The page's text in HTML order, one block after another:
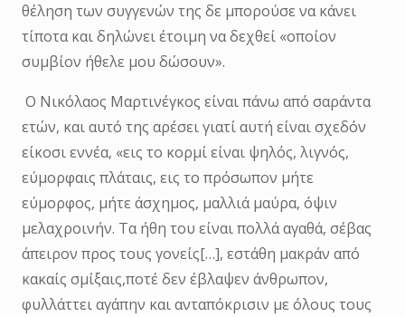
θέληση των συγγενών της δε μπορούσε να κάνει
τίποτα και δηλώνει έτοιμη να δεχθεί «οποίον
συμβίον ήθελε μου δώσουν».
Ο Νικόλαος Μαρτινέγκος είναι πάνω από σαράντα
ετών, και αυτό της αρέσει γιατί αυτή είναι σχεδόν
είκοσι εννέα, «εις το κορμί είναι ψηλός, λιγνός,
εύμορφαις πλάταις, εις το πρόσωπον μήτε
εύμορφος, μήτε άσχημος, μαλλιά μαύρα, όψιν
μελαχροινήν. Τα ήθη του είναι πολλά αγαθά, σέβας
άπειρον προς τους γονείς[…], εστάθη μακράν από
κακαίς σμίξαις,ποτέ δεν έβλαψεν άνθρωπον,
φυλλάττει αγάπην και ανταπόκρισιν με όλους τους